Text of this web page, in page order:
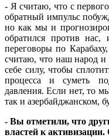
- Я считаю, что с
обратный импульс
но как мы и
обратился против нас,
переговоры по
считаю, что наш народ
себе силу, чтобы
процесса и суметь
давления. Если нет, то
так и азербайджанском,
- Вы отметили, что
властей к